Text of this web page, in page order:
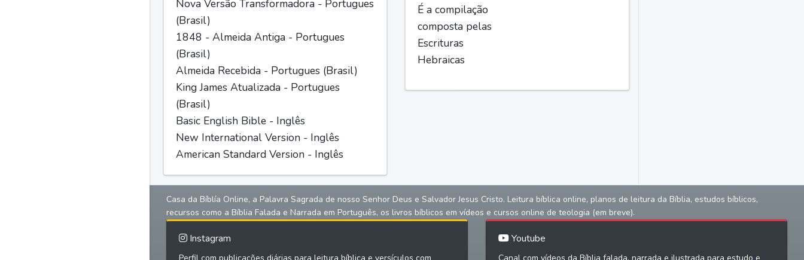
Nova Versão Transformadora - Portugues
(Brasil)
1848 - Almeida Antiga - Portugues
(Brasil)
Almeida Recebida - Portugues (Brasil)
King James Atualizada - Portugues
(Brasil)
Basic English Bible - Inglês
New International Version - Inglês
American Standard Version - Inglês
É a compilação
composta pelas
Escrituras
Hebraicas
Casa da Bíblía Online, a Palavra Sagrada de nosso Senhor Deus e Salvador Jesus Cristo. Leitura bíblica online, planos de leitura da Bíblia, estudos bíblicos,
recursos como a Bíblia Falada e Narrada em Português, os livros bíblicos em vídeos e cursos online de teologia (em breve).
Instagram Youtube